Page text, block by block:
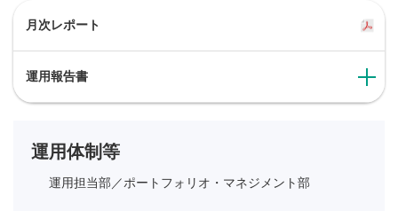
月次レポート
運用報告書
運用体制等
運用担当部／ポートフォリオ・マネジメント部